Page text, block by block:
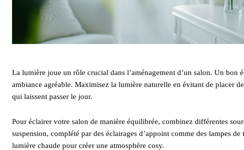
La lumière joue un rôle crucial dans l’aménagement d’un salon. Un bon
ambiance agréable. Maximisez la lumière naturelle en évitant de placer
qui laissent passer le jour.
Pour éclairer votre salon de manière équilibrée, combinez différentes
suspension, complété par des éclairages d’appoint comme des lampes
lumière chaude pour créer une atmosphère cosy.